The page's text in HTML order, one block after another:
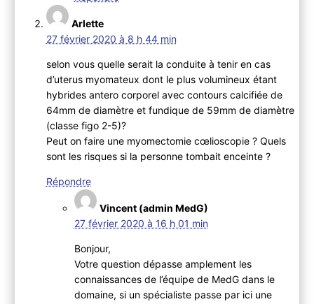
Arlette
27 février 2020 à 8 h 44 min
selon vous quelle serait la conduite à tenir en cas
d’uterus myomateux dont le plus volumineux étant
hybrides antero corporel avec contours calcifiée de
64mm de diamètre et fundique de 59mm de diamètre
(classe figo 2-5)?
Peut on faire une myomectomie cœlioscopie ? Quels
sont les risques si la personne tombait enceinte ?
Répondre
Vincent (admin MedG)
27 février 2020 à 16 h 01 min
Bonjour,
Votre question dépasse amplement les
connaissances de l’équipe de MedG dans le
domaine, si un spécialiste passe par ici une